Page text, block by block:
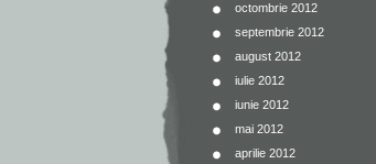
octombrie 2012
septembrie 2012
august 2012
iulie 2012
iunie 2012
mai 2012
aprilie 2012